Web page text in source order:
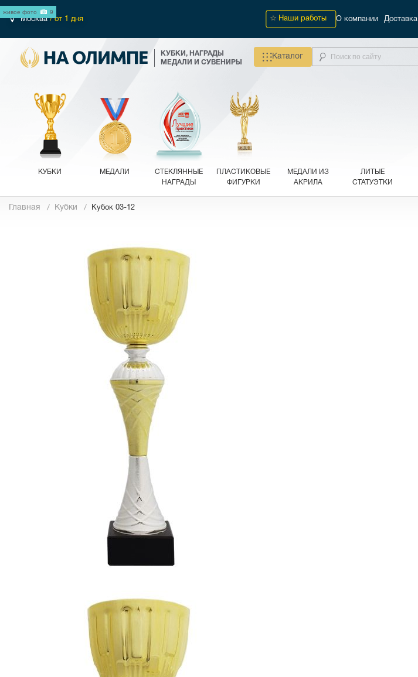
Москва/ от 1 дня Наши работы О компании Доставка
КУБКИ, НАГРАДЫ
МЕДАЛИ И СУВЕНИРЫ
Каталог
КУБКИ МЕДАЛИ
СТЕКЛЯННЫЕ
НАГРАДЫ
ПЛАСТИКОВЫЕ
ФИГУРКИ
МЕДАЛИ ИЗ
АКРИЛА
ЛИТЫЕ
СТАТУЭТКИ
РАСПРОДАЖА
ПОИСК ПО
СОБЫТИЮ
Главная Кубки Кубок 03-12
живое фото 9